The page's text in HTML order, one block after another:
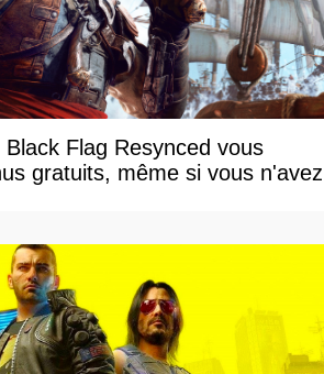
Flag Resynced vous
gratuits, même si vous n'avez